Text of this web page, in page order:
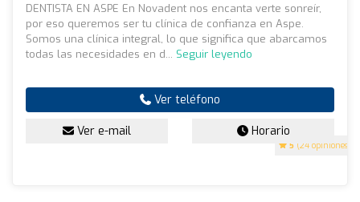
5 (24 opiniones)
DENTISTA EN ASPE En Novadent nos encanta verte sonreír,
por eso queremos ser tu clínica de confianza en Aspe.
Somos una clínica integral, lo que significa que abarcamos
todas las necesidades en d... Seguir leyendo
Ver teléfono
Ver e-mail Horario